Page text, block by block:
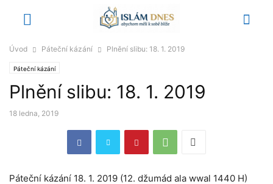
Úvod Páteční kázání Plnění slibu: 18. 1. 2019
Páteční kázání
Plnění slibu: 18. 1. 2019
18 ledna, 2019
Páteční kázání 18. 1. 2019 (12. džumád ala wwal 1440 H)